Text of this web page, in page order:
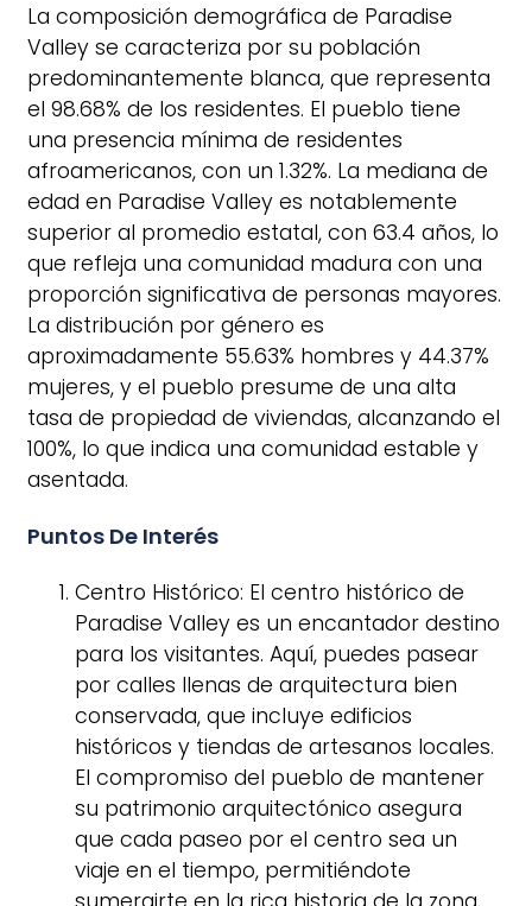
La composición demográfica de Paradise
Valley se caracteriza por su población
predominantemente blanca, que representa
el 98.68% de los residentes. El pueblo tiene
una presencia mínima de residentes
afroamericanos, con un 1.32%. La mediana de
edad en Paradise Valley es notablemente
superior al promedio estatal, con 63.4 años, lo
que refleja una comunidad madura con una
proporción significativa de personas mayores.
La distribución por género es
aproximadamente 55.63% hombres y 44.37%
mujeres, y el pueblo presume de una alta
tasa de propiedad de viviendas, alcanzando el
100%, lo que indica una comunidad estable y
asentada.
Puntos De Interés
Centro Histórico: El centro histórico de
Paradise Valley es un encantador destino
para los visitantes. Aquí, puedes pasear
por calles llenas de arquitectura bien
conservada, que incluye edificios
históricos y tiendas de artesanos locales.
El compromiso del pueblo de mantener
su patrimonio arquitectónico asegura
que cada paseo por el centro sea un
viaje en el tiempo, permitiéndote